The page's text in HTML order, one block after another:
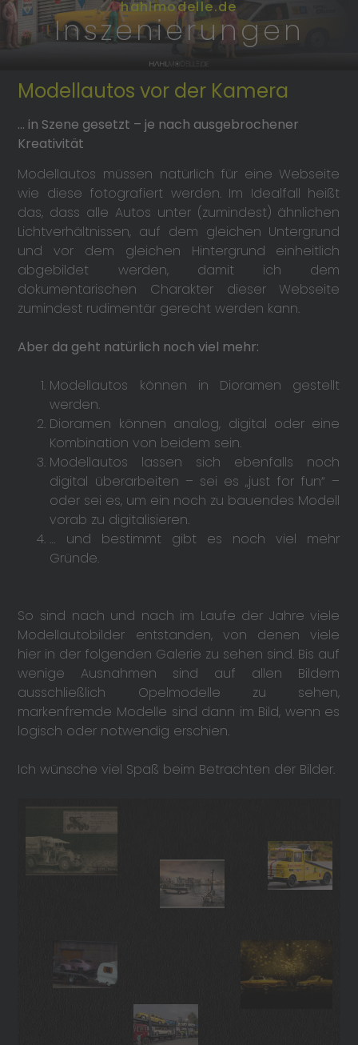
hahlmodelle.de
Inszenierungen
Modellautos vor der Kamera
… in Szene gesetzt – je nach ausgebrochener
Kreativität
Modellautos müssen natürlich für eine Webseite
wie diese fotografiert werden. Im Idealfall heißt
das, dass alle Autos unter (zumindest) ähnlichen
Lichtverhältnissen, auf dem gleichen Untergrund
und vor dem gleichen Hintergrund einheitlich
abgebildet werden, damit ich dem
dokumentarischen Charakter dieser Webseite
zumindest rudimentär gerecht werden kann.
Aber da geht natürlich noch viel mehr:
Modellautos können in Dioramen gestellt
werden.
Dioramen können analog, digital oder eine
Kombination von beidem sein.
Modellautos lassen sich ebenfalls noch
digital überarbeiten – sei es „just for fun“ –
oder sei es, um ein noch zu bauendes Modell
vorab zu digitalisieren.
… und bestimmt gibt es noch viel mehr
Gründe.
So sind nach und nach im Laufe der Jahre viele
Modellautobilder entstanden, von denen viele
hier in der folgenden Galerie zu sehen sind. Bis auf
wenige Ausnahmen sind auf allen Bildern
ausschließlich Opelmodelle zu sehen,
markenfremde Modelle sind dann im Bild, wenn es
logisch oder notwendig erschien.
Ich wünsche viel Spaß beim Betrachten der Bilder.